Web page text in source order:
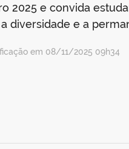
2025 e convida
diversidade e a
em 08/11/2025 09h34